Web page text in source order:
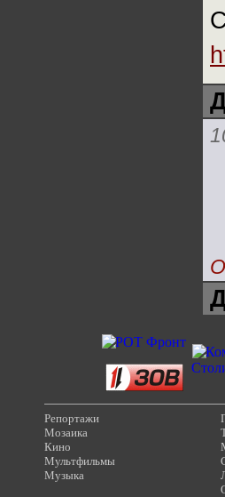
Репортажи
Мозаика
Кино
Мультфильмы
Музыка